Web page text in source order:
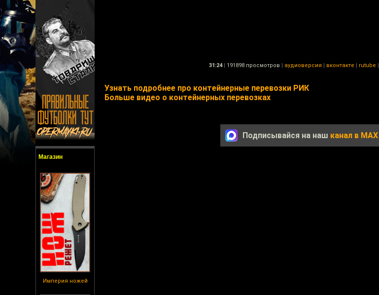
Магазин
Империя ножей
31:24 | 191898 просмотров | аудиоверсия | вконтакте | rutube |
Узнать подробнее про контейнерные перевозки РИК
Больше видео о контейнерных перевозках
Подписывайся на наш канал в MAX